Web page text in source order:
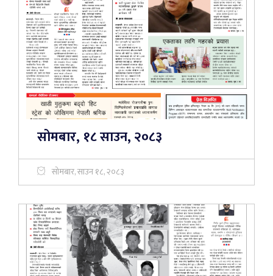
सोमबार, १८ साउन, २०८३
सोमबार, साउन १८, २०८३